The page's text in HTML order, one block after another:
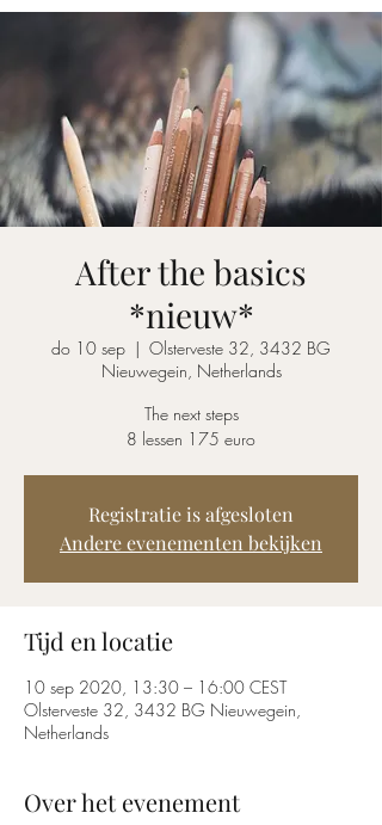
After the basics
*nieuw*
do 10 sep
  |
Olsterveste 32, 3432 BG
Nieuwegein, Netherlands
The next steps
8 lessen 175 euro
Registratie is afgesloten
Andere evenementen bekijken
Tijd en locatie
10 sep 2020, 13:30 – 16:00 CEST
Olsterveste 32, 3432 BG Nieuwegein,
Netherlands
Over het evenement